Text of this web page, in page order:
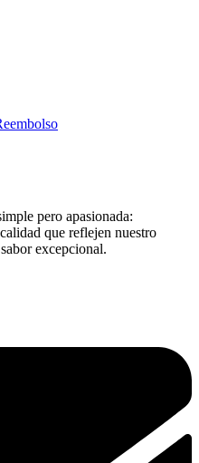
pero apasionada:
que reflejen nuestro
excepcional.